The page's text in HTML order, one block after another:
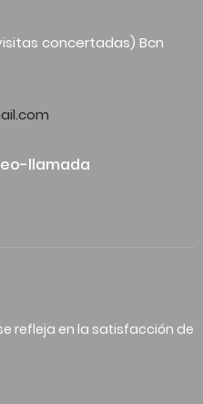
concertadas) Bcn
llamada
refleja en la satisfacción de